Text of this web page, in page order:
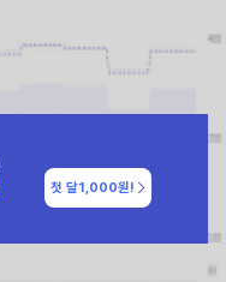
첫 달1,000원!